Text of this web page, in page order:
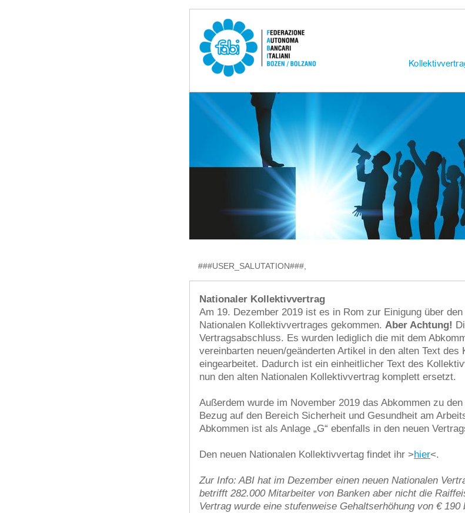
###USER_SALUTATION###,
Nationaler Kollektivvertrag
Am 19. Dezember 2019 ist es in Rom zur Einigung über
Nationalen Kollektivvertrages gekommen. Aber Achtung!
Vertragsabschluss. Es wurden lediglich die mit dem
vereinbarten neuen/geänderten Artikel in den alten Text des
eingearbeitet. Dadurch ist ein einheitlicher Text des
nun den alten Nationalen Kollektivvertrag komplett ersetzt.
Außerdem wurde im November 2019 das Abkommen zu
Bezug auf den Bereich Sicherheit und Gesundheit am
Abkommen ist als Anlage „G“ ebenfalls in den neuen
Den neuen Nationalen Kollektivvertag findet ihr >hier<.
Zur Info: ABI hat im Dezember einen neuen Nationalen
betrifft 282.000 Mitarbeiter von Banken aber nicht die
Vertrag wurde eine stufenweise Gehaltserhöhung von €